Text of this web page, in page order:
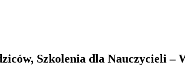
Szkolenia dla Nauczycieli –